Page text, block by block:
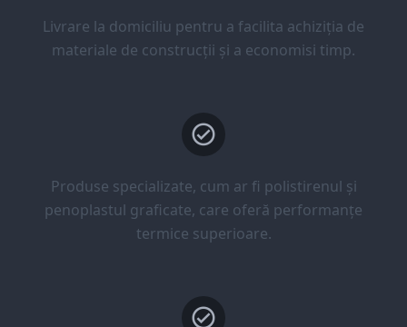
Livrare la domiciliu pentru a facilita achiziția de
materiale de construcții și a economisi timp.
Produse specializate, cum ar fi polistirenul și
penoplastul graficate, care oferă performanțe
termice superioare.